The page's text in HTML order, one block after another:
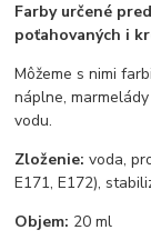
Farby určené
poťahovaných i
Môžeme s nimi
náplne,
vodu.
Zloženie: voda,
E171, E172),
Objem: 20 ml